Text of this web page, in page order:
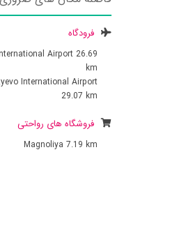
فرودگاه
Airport 26.69
km
International Airport
29.07 km
فروشگاه های رواحتی
Magnoliya 7.19 km